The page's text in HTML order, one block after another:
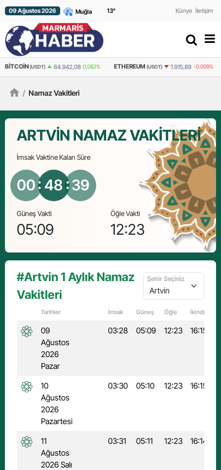
09 Ağustos 2026 13° Künye İletişim
BITCOIN(USDT) 64.942,08 0.082% ETHEREUM (USDT) 1.915,89 -0.009%
/ Namaz Vakitleri
ARTVIN NAMAZ VAKİTLERİ
İmsakVaktine Kalan Süre
00: 48 :38
Güneş Vakti
05:09
Öğle Vakti
12:23
#Artvin 1 Aylık Namaz
Vakitleri
Şehir Seçiniz
Tarihler İmsak Güneş Öğle İkindi
09
Ağustos
2026
Pazar
03:28 05:09 12:23 16:15
10
Ağustos
2026
Pazartesi
03:30 05:10 12:23 16:15
11
Ağustos
2026 Salı
03:31 05:11 12:23 16:14